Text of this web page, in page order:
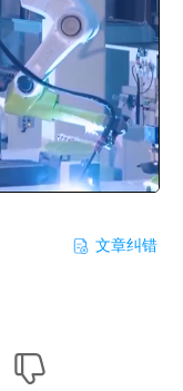
文章纠错